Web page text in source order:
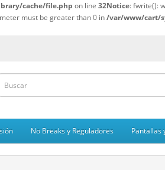
cache/file.php on line 32Notice: fwrite():
must be greater than 0 in/var/www/cart/
No Breaks y Reguladores Pantallas